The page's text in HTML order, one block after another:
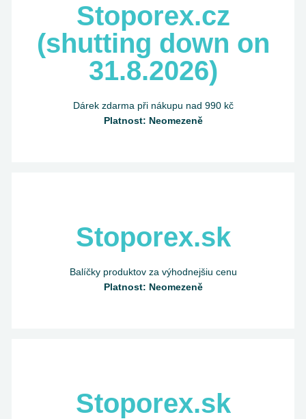
Stoporex.cz
(shutting down on
31.8.2026)
Dárek zdarma při nákupu nad 990 kč
Platnost: Neomezeně
Stoporex.sk
Balíčky produktov za výhodnejšiu cenu
Platnost: Neomezeně
Stoporex.sk